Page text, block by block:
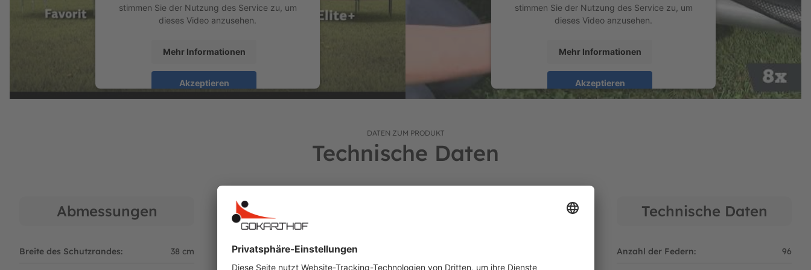
die Grube unter dem Trampolin fallen können.
Im Rahmennetz des Trampolins befinden sich (auf Höhe der 8 Beine) acht Schlitze, die die Montage der Ständer des Sicherheitsnetzes auf den Beinen des
Der Rahmen des BERG InGround Favorit, mit seinen 8 kurzen Beinen, wurde speziell für den Einbau im Boden entworfen.
Solider Rahmen aus Rohren mit großem Durchmesser und dicken Wänden.
Die Schlingen für die stabilen Metallfederösen sind mit achtfacher Naht sehr solide am Sprungtuch befestigt.
Federn
Die Feder "BERG Goldspring Solo" ist elastisch und sorgt dafür, dass du den ganzen Tag lang schön leicht springen kannst.
Diese Federn sind mit einer starken, korrosionsbeständigen Zinkschicht vollständig (von innen und außen) galvanisiert.
stimmen Sie der Nutzung des Service zu, um
dieses Video anzusehen.
Mehr Informationen
Akzeptieren
stimmen Sie der Nutzung des Service zu, um
dieses Video anzusehen.
Mehr Informationen
Akzeptieren
DATEN ZUM PRODUKT
Technische Daten
Abmessungen
Breite des Schutzrandes: 38 cm Qualität: Einsteigerklasse - Favorit
Technische Daten
Anzahl der Federn: 96